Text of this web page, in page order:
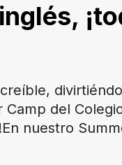
del
nuestro